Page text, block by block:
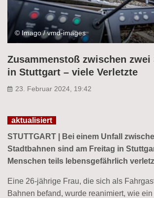
© Imago / vmd-images
Zusammenstoß zwischen zwei
in Stuttgart – viele Verletzte
23. Februar 2024, 19:42
aktualisiert
STUTTGART | Bei einem Unfall
Stadtbahnen sind am Freitag in
Menschen teils lebensgefährlich
Eine 26-jährige Frau, die sich als
Bahnen befand, wurde reanimiert, wie